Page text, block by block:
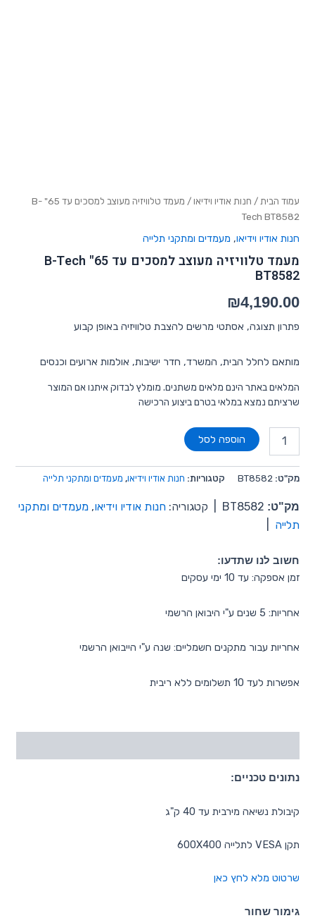
עמוד הבית / חנות אודיו וידיאו
/ מעמד טלוויזיה מעוצב למסכים עד 65" B-
Tech BT8582
חנות אודיו וידיאו, מעמדים ומתקני תלייה
מעמד טלוויזיה מעוצב למסכים עד 65" B-Tech
BT8582
₪4,190.00
פתרון תצוגה, אסתטי מרשים להצבת טלוויזיה באופן קבוע
מותאם לחלל הבית, המשרד, חדר ישיבות, אולמות ארועים וכנסים
המלאים באתר הינם מלאים משתנים. מומלץ לבדוק איתנו אם המוצר
שרציתם נמצא במלאי בטרם ביצוע הרכישה
הוספה לסל
מק"ט:BT8582 קטגוריות: חנות אודיו וידיאו, מעמדים ומתקני תלייה
מק"ט: קטגוריה:חנות אודיו וידיאו,מעמדים ומתקני
תלייה
חשוב לנו שתדעו:
זמן אספקה: עד 10 ימי עסקים
אחריות: 5 שנים ע"י היבואן הרשמי
אחריות עבור מתקנים חשמליים: שנה ע"י הייבואן הרשמי
אפשרות לעד 10 תשלומים ללא ריבית
נתונים טכניים:
קיבולת נשיאה מירבית עד 40 ק"ג
תקן VESA לתלייה 600X400
שרטוט מלא לחץ כאן
גימור שחור